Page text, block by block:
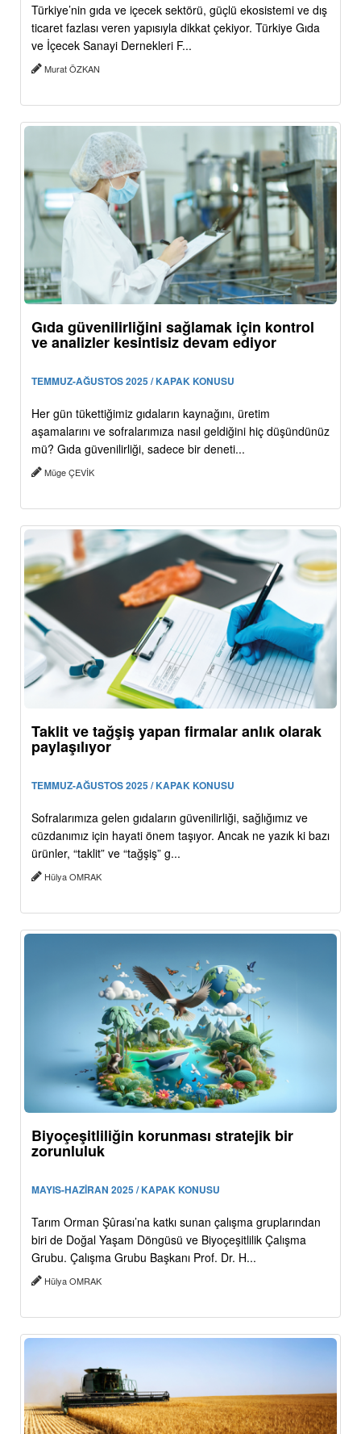
Türkiye’nin gıda ve içecek sektörü, güçlü ekosistemi ve dış
ticaret fazlası veren yapısıyla dikkat çekiyor. Türkiye Gıda
ve İçecek Sanayi Dernekleri F...
Murat ÖZKAN
Gıda güvenilirliğini sağlamak için kontrol
ve analizler kesintisiz devam ediyor
TEMMUZ-AĞUSTOS 2025 / KAPAK KONUSU
Her gün tükettiğimiz gıdaların kaynağını, üretim
aşamalarını ve sofralarımıza nasıl geldiğini hiç düşündünüz
mü? Gıda güvenilirliği, sadece bir deneti...
Müge ÇEVİK
Taklit ve tağşiş yapan firmalar anlık olarak
paylaşılıyor
TEMMUZ-AĞUSTOS 2025 / KAPAK KONUSU
Sofralarımıza gelen gıdaların güvenilirliği, sağlığımız ve
cüzdanımız için hayati önem taşıyor. Ancak ne yazık ki bazı
ürünler, “taklit” ve “tağşiş” g...
Hülya OMRAK
Biyoçeşitliliğin korunması stratejik bir
zorunluluk
MAYIS-HAZİRAN 2025 / KAPAK KONUSU
Tarım Orman Şûrası’na katkı sunan çalışma gruplarından
biri de Doğal Yaşam Döngüsü ve Biyoçeşitlilik Çalışma
Grubu. Çalışma Grubu Başkanı Prof. Dr. H...
Hülya OMRAK